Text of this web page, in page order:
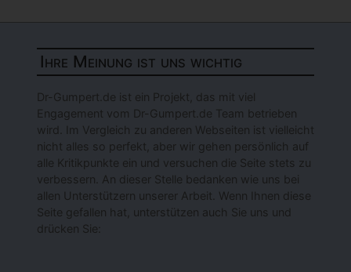
Ihre Meinung ist uns wichtig
Dr-Gumpert.de ist ein Projekt, das mit viel
Engagement vom Dr-Gumpert.de Team betrieben
wird. Im Vergleich zu anderen Webseiten ist vielleicht
nicht alles so perfekt, aber wir gehen persönlich auf
alle Kritikpunkte ein und versuchen die Seite stets zu
verbessern. An dieser Stelle bedanken wie uns bei
allen Unterstützern unserer Arbeit. Wenn Ihnen diese
Seite gefallen hat, unterstützen auch Sie uns und
drücken Sie: